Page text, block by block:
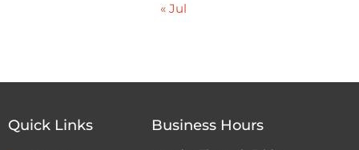
« Jul
Quick Links Business Hours